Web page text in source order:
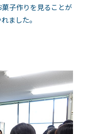
子作りを見ることが
ました。